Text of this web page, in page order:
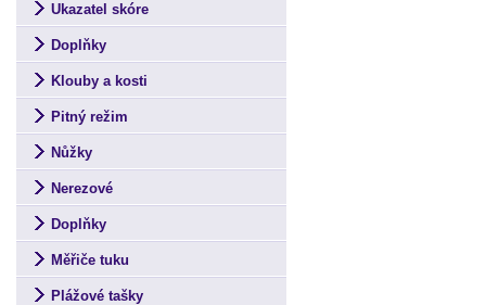
Ukazatel skóre
Doplňky
Klouby a kosti
Pitný režim
Nůžky
Nerezové
Doplňky
Měřiče tuku
Plážové tašky